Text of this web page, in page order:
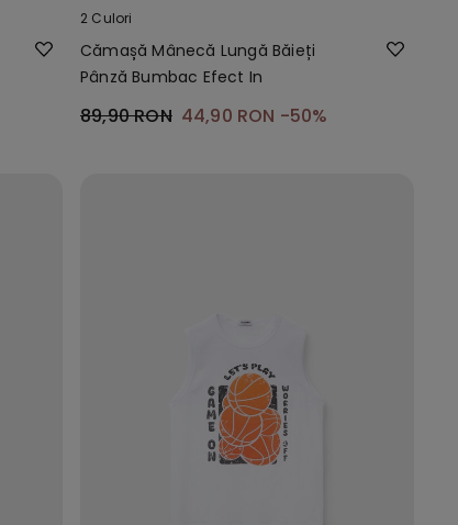
2 Culori
Cămașă Mânecă Lungă Băieți
Pânză Bumbac Efect In
89,90 RON 44,90 RON -50%